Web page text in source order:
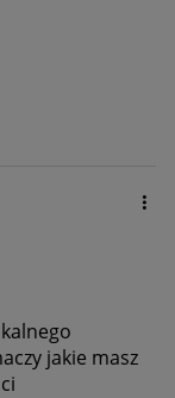
jakie masz